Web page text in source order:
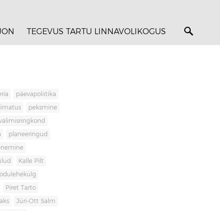
TEGEVUS TARTU LINNAVOLIKOGUS
päevapoliitika
peksmine
planeeringud
Kalle Pilt
Piret Tarto
Jüri-Ott Salm